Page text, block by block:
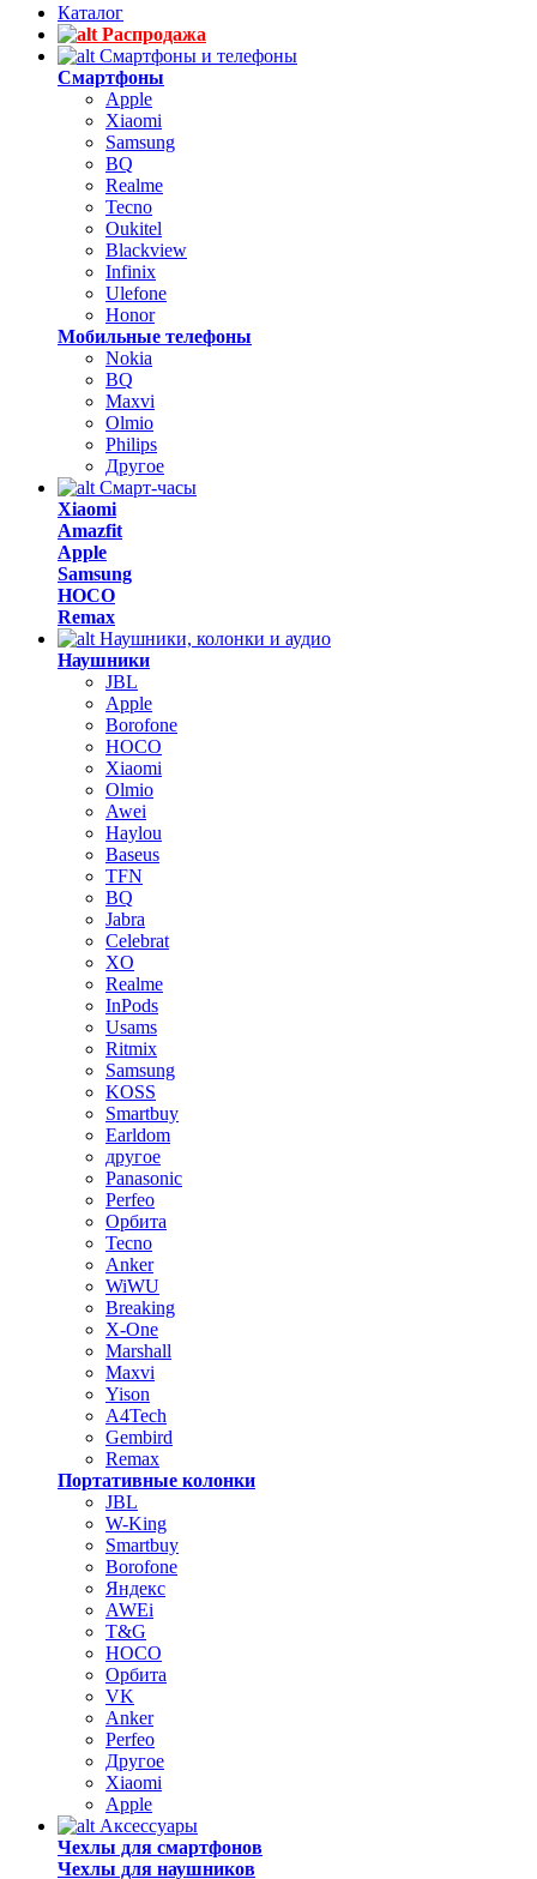
Каталог
Распродажа
Смартфоны и телефоны
Смартфоны
Apple
Xiaomi
Samsung
BQ
Realme
Tecno
Oukitel
Blackview
Infinix
Ulefone
Honor
Мобильные телефоны
Nokia
BQ
Maxvi
Olmio
Philips
Другое
Смарт-часы
Xiaomi
Amazfit
Apple
Samsung
HOCO
Remax
Наушники, колонки и аудио
Наушники
JBL
Apple
Borofone
HOCO
Xiaomi
Olmio
Awei
Haylou
Baseus
TFN
BQ
Jabra
Celebrat
XO
Realme
InPods
Usams
Ritmix
Samsung
KOSS
Smartbuy
Earldom
другое
Panasonic
Perfeo
Орбита
Tecno
Anker
WiWU
Breaking
X-One
Marshall
Maxvi
Yison
A4Tech
Gembird
Remax
Портативные колонки
JBL
W-King
Smartbuy
Borofone
Яндекс
AWEi
T&G
HOCO
Орбита
VK
Anker
Perfeo
Другое
Xiaomi
Apple
Аксессуары
Чехлы для смартфонов
Чехлы для наушников